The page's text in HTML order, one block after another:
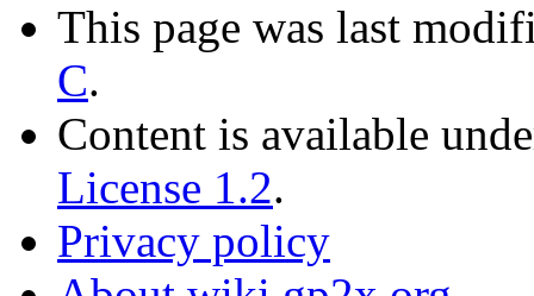
This page was last
C.
Content is available
License 1.2.
Privacy policy